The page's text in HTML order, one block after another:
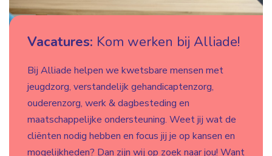
Vacatures: Kom werken bij Alliade!
Bij Alliade helpen we kwetsbare mensen met
jeugdzorg, verstandelijk gehandicaptenzorg,
ouderenzorg, werk & dagbesteding en
maatschappelijke ondersteuning. Weet jij wat de
cliënten nodig hebben en focus jij je op kansen en
mogelijkheden? Dan zijn wij op zoek naar jou! Want